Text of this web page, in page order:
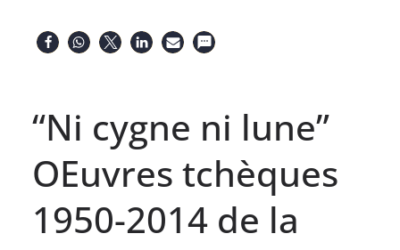
“Ni cygne ni lune”
OEuvres tchèques
1950-2014 de la